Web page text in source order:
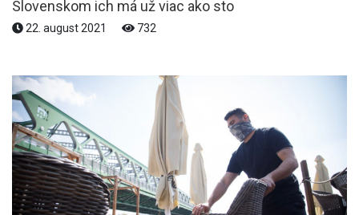
Slovenskom ich má už viac ako sto
22. august 2021 732